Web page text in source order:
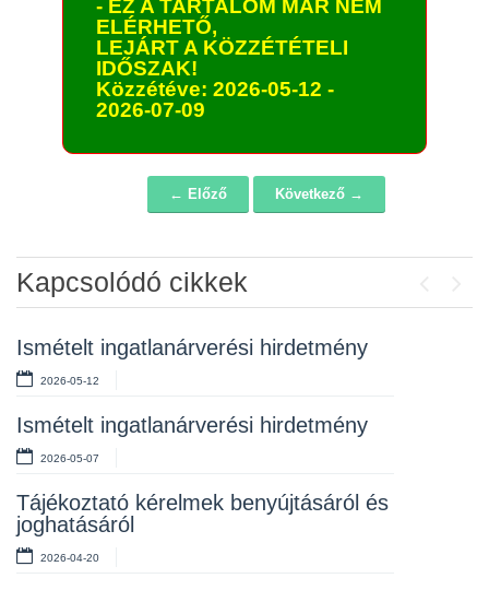
- EZ A TARTALOM MÁR NEM
ELÉRHETŐ,
LEJÁRT A KÖZZÉTÉTELI
IDŐSZAK!
Közzétéve: 2026-05-12 -
2026-07-09
← Előző Következő →
Kapcsolódó cikkek
Ismételt ingatlanárverési hirdetmény
2026-05-12
Ismételt ingatlanárverési hirdetmény
2026-05-07
Tájékoztató kérelmek benyújtásáról és
joghatásáról
2026-04-20
Hirdetmény – ismételt ingatlanárverés
2026-03-17
Ismételt ingatlanárverési hirdetmények
2026-03-02
Rendeletek kihirdetése
2026-03-02